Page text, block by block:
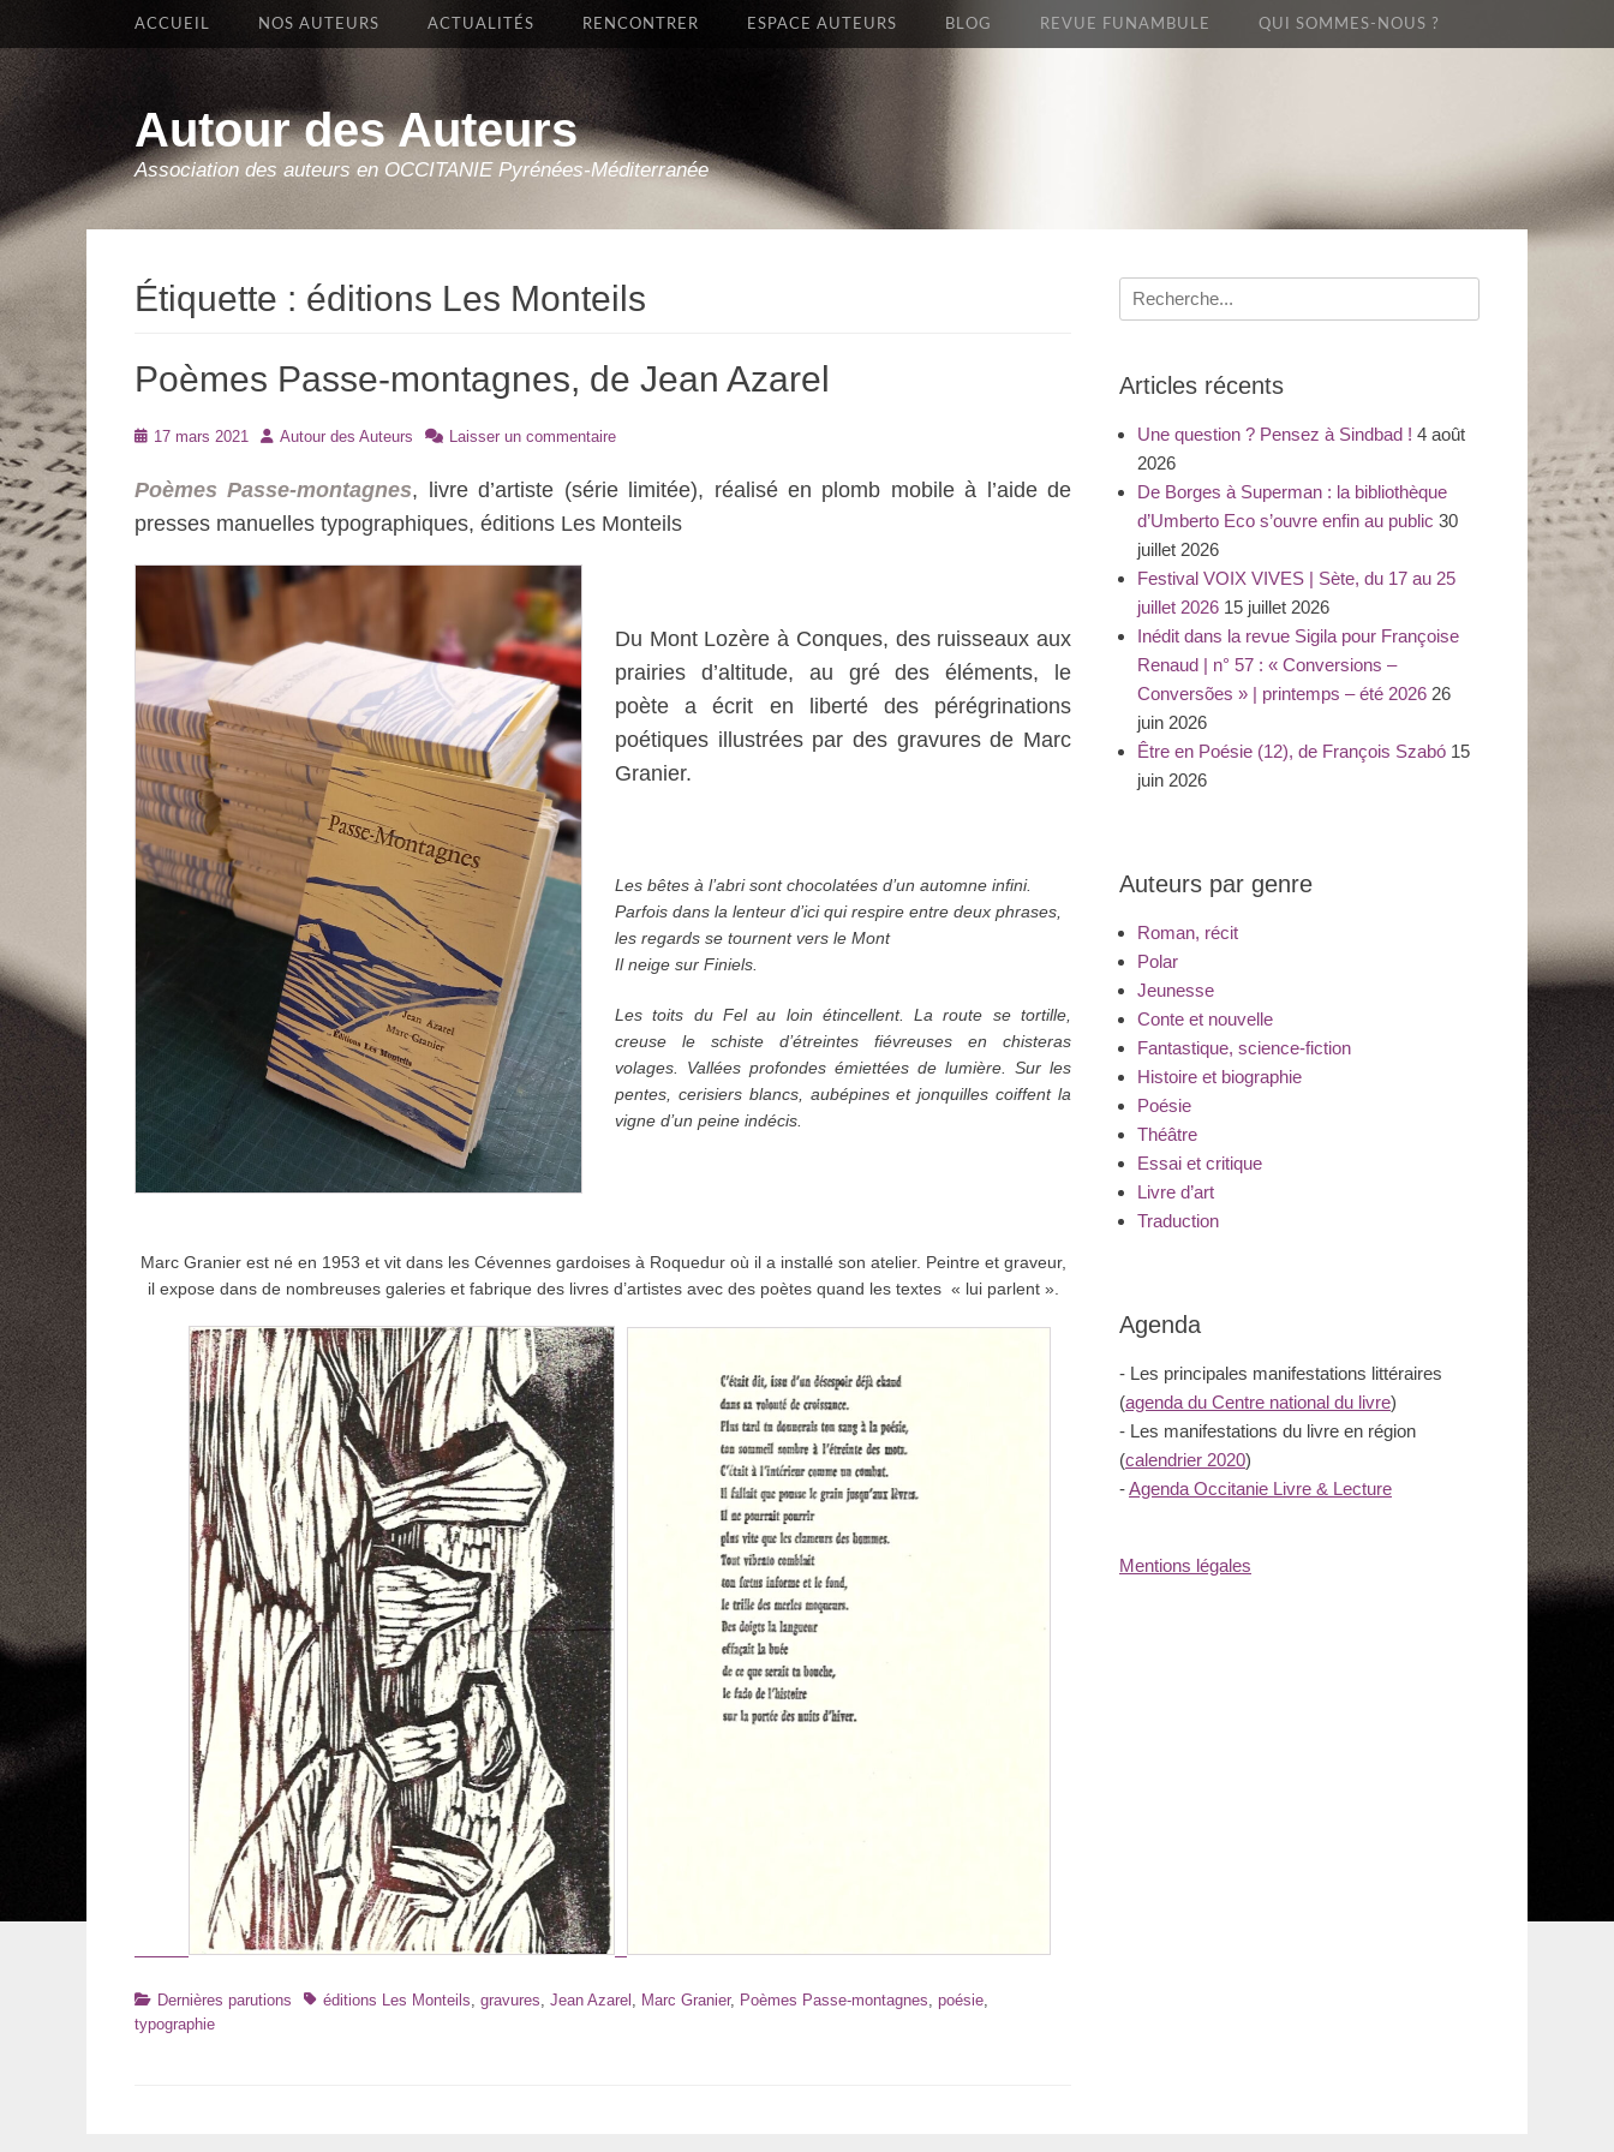
Autour des Auteurs
Association des auteurs en OCCITANIE Pyrénées-Méditerranée
Premier Menu
Aller
ACCUEIL NOS AUTEURS ACTUALITÉS RENCONTRER ESPACE AUTEURS BLOG REVUE FUNAMBULE QUI SOMMES-NOUS ?
Étiquette : éditions Les Monteils
Poèmes Passe-montagnes, de Jean Azarel
Posté17 mars 2021 Auteur
Autour des Auteurs Laisser un commentaire
Poèmes Passe-montagnes, livre d’artiste (série limitée), réalisé en plomb mobile à l’aide de
presses manuelles typographiques, éditions Les Monteils
Du Mont Lozère à Conques, des ruisseaux aux
prairies d’altitude, au gré des éléments, le
poète a écrit en liberté des pérégrinations
poétiques illustrées par des gravures de Marc
Granier.
Les bêtes à l’abri sont chocolatées d’un automne infini.
Parfois dans la lenteur d’ici qui respire entre deux phrases,
les regards se tournent vers le Mont
Il neige sur Finiels.
Les toits du Fel au loin étincellent. La route se tortille,
creuse le schiste d’étreintes fiévreuses en chisteras
volages. Vallées profondes émiettées de lumière. Sur les
pentes, cerisiers blancs, aubépines et jonquilles coiffent la
vigne d’un peine indécis.
Marc Granier est né en 1953 et vit dans les Cévennes gardoises à Roquedur où il a installé son atelier. Peintre et graveur,
il expose dans de nombreuses galeries et fabrique des livres d’artistes avec des poètes quand les textes « lui parlent ».
Catégories
Dernières parutions Tagséditions Les Monteils gravures Jean Azarel Marc Granier, Poèmes Passe-montagnes poésie
typographie
Recherche
pour
Articles récents
Une question ? Pensez à Sindbad ! 4 août
2026
De Borges à Superman : la bibliothèque
d’Umberto Eco s’ouvre enfin au public 30
juillet 2026
Festival VOIX VIVES | Sète, du 17 au 25
juillet 2026 15 juillet 2026
Inédit dans la revue Sigila pour Françoise
Renaud | n° 57 : « Conversions –
Conversões » | printemps – été 2026 26
juin 2026
Être en Poésie (12), de François Szabó 15
juin 2026
Auteurs par genre
Roman, récit
Polar
Jeunesse
Conte et nouvelle
Fantastique, science-fiction
Histoire et biographie
Poésie
Théâtre
Essai et critique
Livre d’art
Traduction
Agenda
- Les principales manifestations littéraires
(agenda du Centre national du livre)
- Les manifestations du livre en région
(calendrier 2020)
-Agenda Occitanie Livre & Lecture
Mentions légales